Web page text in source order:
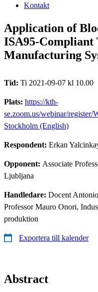
Kontakt
Application of
ISA95-
Manufacturing
Tid: Ti 2021-09-07 kl 10.00
Plats: https://kth-
se.zoom.us/webinar/
Stockholm (English)
Respondent: Erkan
Opponent: Associate
Ljubljana
Handledare: Docent
Professor Mauro Onori,
produktion
Exportera till kalender
Abstract